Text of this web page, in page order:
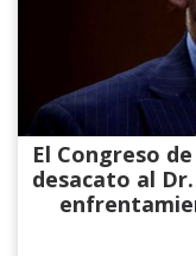
El Congreso
desacato al